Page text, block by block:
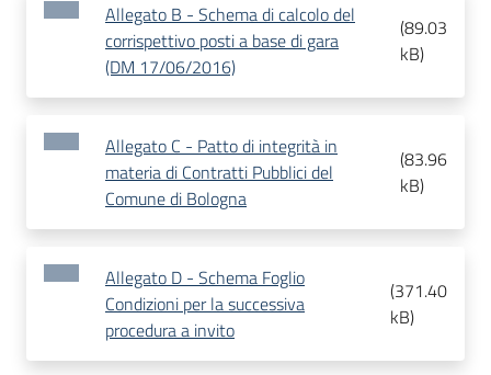
Allegato B - Schema di calcolo del
corrispettivo posti a base di gara
(DM 17/06/2016)
(89.03
kB)
Allegato C - Patto di integrità in
materia di Contratti Pubblici del
Comune di Bologna
(83.96
kB)
Allegato D - Schema Foglio
Condizioni per la successiva
procedura a invito
(371.40
kB)